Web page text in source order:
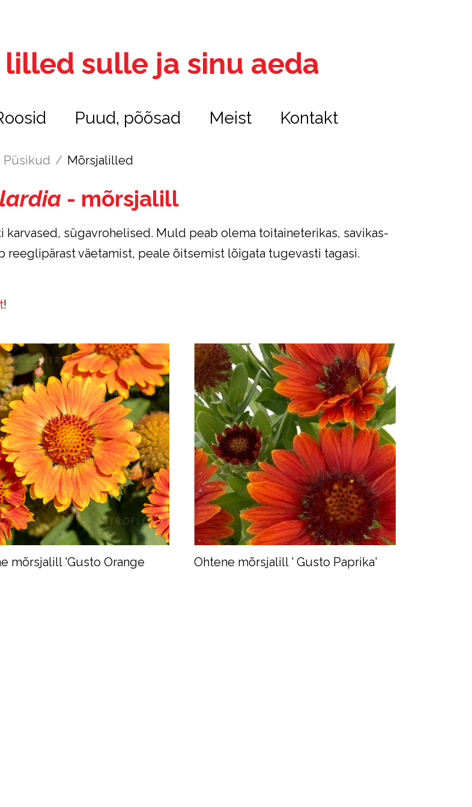
lilled sulle ja sinu aeda
Puud, põõsad Meist Kontakt
Püsikud / Mõrsjalilled
- mõrsjalill
sügavrohelised. Muld peab olema toitaineterikas, savikas-
reeglipärast väetamist, peale õitsemist lõigata tugevasti tagasi.
!
mõrsjalill 'Gusto Orange
Ohtene mõrsjalill ' Gusto Paprika'